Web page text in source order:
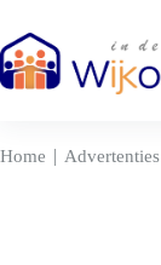
naar
de
inhoud
Home | Advertenties